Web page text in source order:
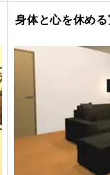
身体と心を休め